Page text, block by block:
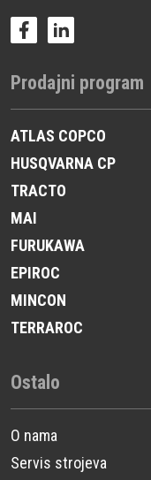
Prodajni program
ATLAS COPCO
HUSQVARNA CP
TRACTO
MAI
FURUKAWA
EPIROC
MINCON
TERRAROC
Ostalo
O nama
Servis strojeva